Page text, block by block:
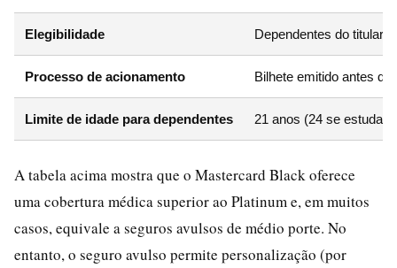
Elegibilidade Dependentes do titular
Processo de acionamento Bilhete emitido antes
Limite de idade para dependentes 21 anos (24 se
A tabela acima mostra que o Mastercard Black oferece
uma cobertura médica superior ao Platinum e, em muitos
casos, equivale a seguros avulsos de médio porte. No
entanto, o seguro avulso permite personalização (por